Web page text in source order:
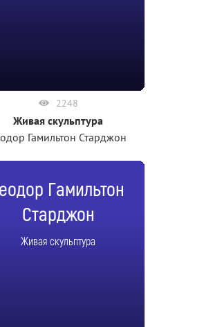
2248
Живая скульптура
Гамильтон Старджон
Гамильтон
Старджон
Живая скульптура